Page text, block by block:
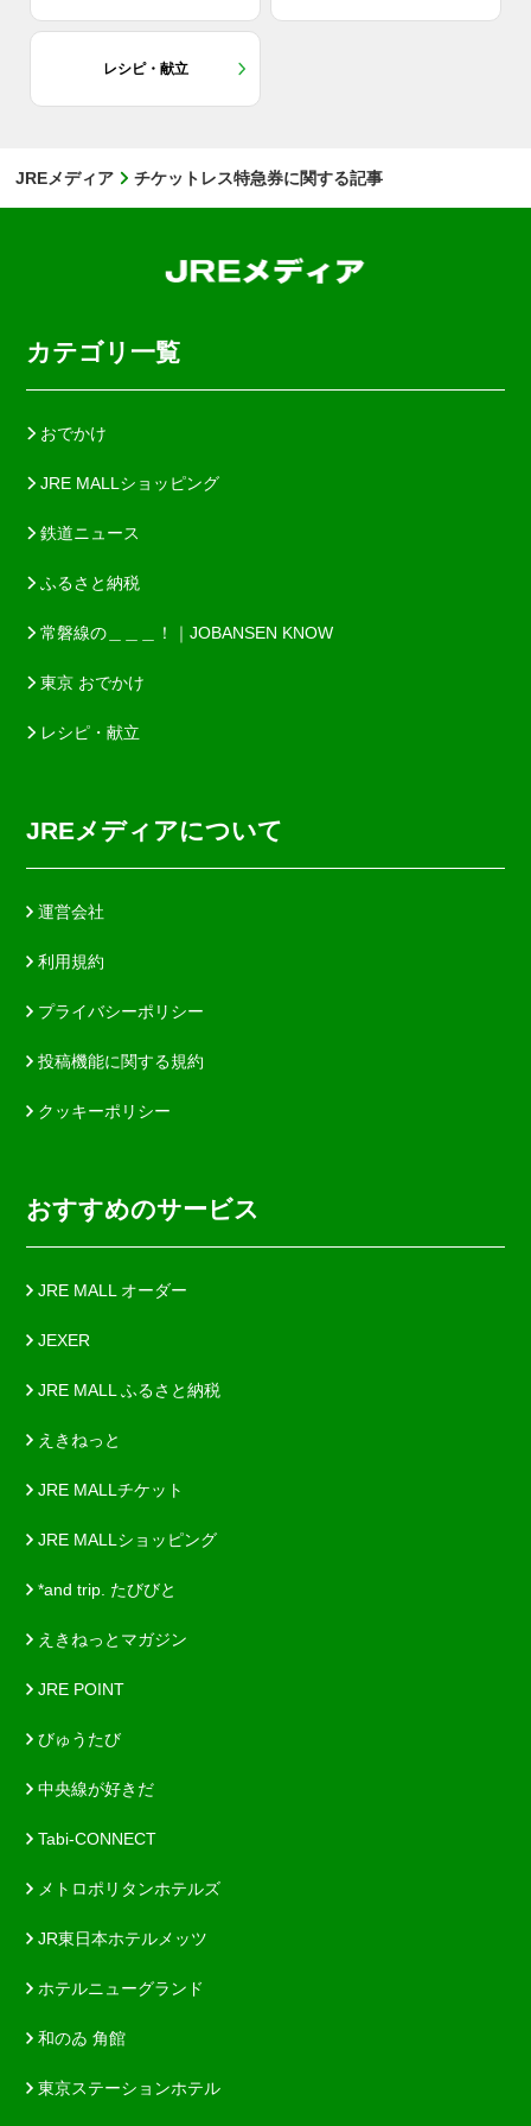
レシピ・献立
JREメディア チケットレス特急券に関する記事
カテゴリ一覧
おでかけ
JRE MALLショッピング
鉄道ニュース
ふるさと納税
常磐線の＿＿＿！｜JOBANSEN KNOW
東京 おでかけ
レシピ・献立
JREメディアについて
運営会社
利用規約
プライバシーポリシー
投稿機能に関する規約
クッキーポリシー
おすすめのサービス
JRE MALL オーダー
JEXER
JRE MALL ふるさと納税
えきねっと
JRE MALLチケット
JRE MALLショッピング
*and trip. たびびと
えきねっとマガジン
JRE POINT
びゅうたび
中央線が好きだ
Tabi-CONNECT
メトロポリタンホテルズ
JR東日本ホテルメッツ
ホテルニューグランド
和のゐ 角館
東京ステーションホテル